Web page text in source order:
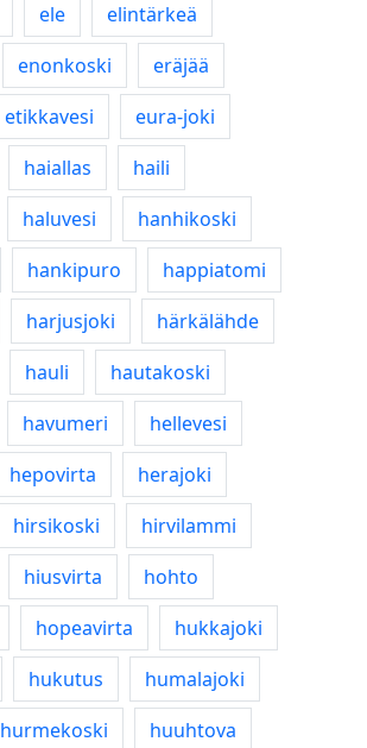
ele
elintärkeä
enonkoski
eräjää
etikkavesi
eura-joki
haiallas
haili
haluvesi
hanhikoski
hankipuro
happiatomi
harjusjoki
härkälähde
hauli
hautakoski
havumeri
hellevesi
hepovirta
herajoki
hirsikoski
hirvilammi
hiusvirta
hohto
hopeavirta
hukkajoki
hukutus
humalajoki
hurmekoski
huuhtova